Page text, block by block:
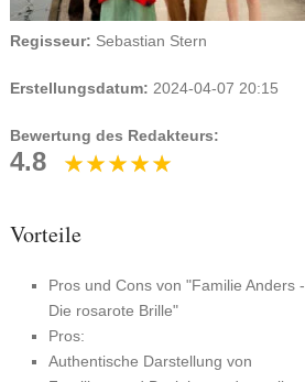
Regisseur: Sebastian Stern
Erstellungsdatum: 2024-04-07 20:15
Bewertung des Redakteurs:
4.8
Vorteile
Pros und Cons von "Familie Anders -
Die rosarote Brille"
Pros:
Authentische Darstellung von